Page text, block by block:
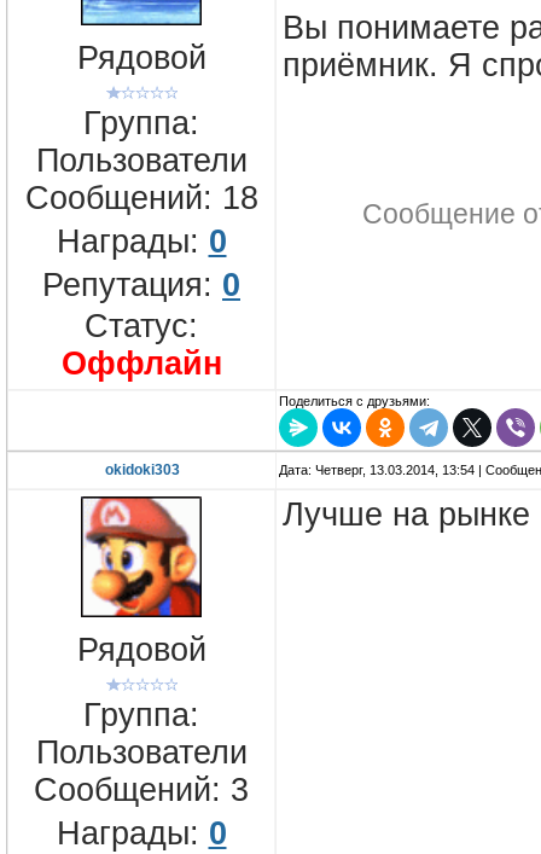
Рядовой
Группа:
Пользователи
Сообщений: 18
Награды: 0
Репутация: 0
Статус:
Оффлайн
Вы понимаете
приёмник. Я
Сообщение
Поделиться с друзьями:
okidoki303 Дата: Четверг, 13.03.2014, 13:54 |
Рядовой
Группа:
Пользователи
Сообщений: 3
Награды: 0
Лучше на рынке